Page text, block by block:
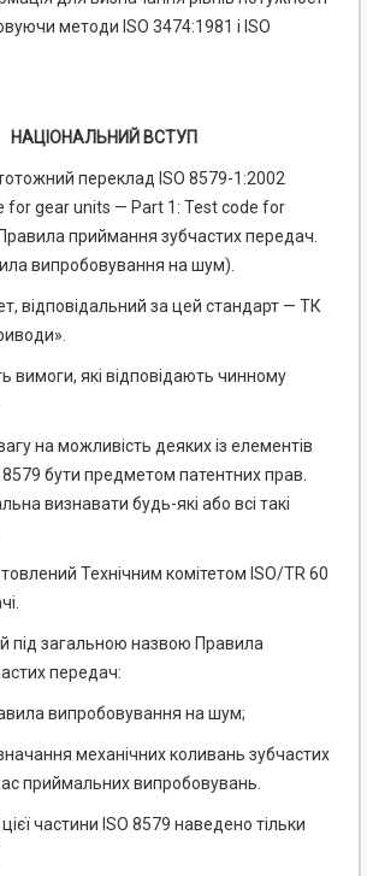
методи ISO 3474:1981 і ISO
НАЦІОНАЛЬНИЙ ВСТУП
переклад ISO 8579-1:2002
for gear units — Part 1: Test code for
приймання зубчастих передач.
випробовування на шум).
відповідальний за цей стандарт — ТК
вимоги, які відповідають чинному
на можливість деяких із елементів
8579 бути предметом патентних прав.
визнавати будь-які або всі такі
Технічним комітетом ISO/TR 60
під загальною назвою Правила
передач:
випробовування на шум;
механічних коливань зубчастих
приймальних випробовувань.
частини ISO 8579 наведено тільки